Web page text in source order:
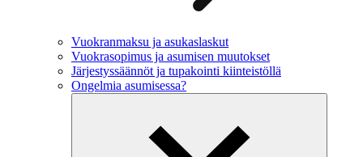
Vuokranmaksu ja asukaslaskut
Vuokrasopimus ja asumisen muutokset
Järjestyssäännöt ja tupakointi kiinteistöllä
Ongelmia asumisessa?